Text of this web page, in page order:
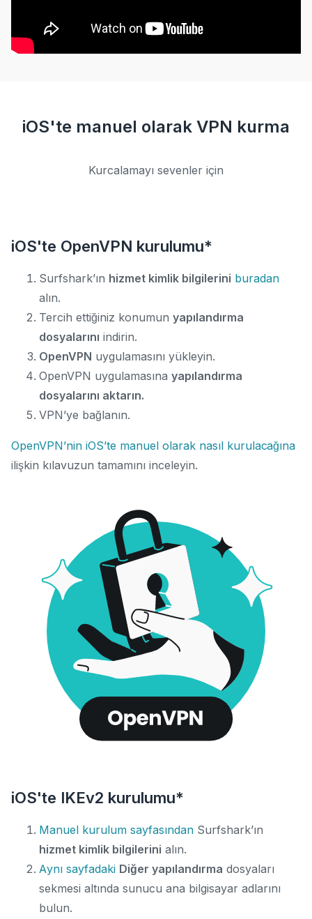
iOS'te manuel olarak VPN kurma
Kurcalamayı sevenler için
iOS'te OpenVPN kurulumu*
Surfshark’ın hizmet kimlik bilgilerini buradan
alın.
Tercih ettiğiniz konumun yapılandırma
dosyalarını indirin.
OpenVPN uygulamasını yükleyin.
OpenVPN uygulamasına yapılandırma
dosyalarını aktarın.
VPN’ye bağlanın.
OpenVPN’nin iOS’te manuel olarak nasıl kurulacağına
ilişkin kılavuzun tamamını inceleyin.
iOS'te IKEv2 kurulumu*
Manuel kurulum sayfasından Surfshark’ın
hizmet kimlik bilgilerini alın.
Aynı sayfadaki Diğer yapılandırma dosyaları
sekmesi altında sunucu ana bilgisayar adlarını
bulun.